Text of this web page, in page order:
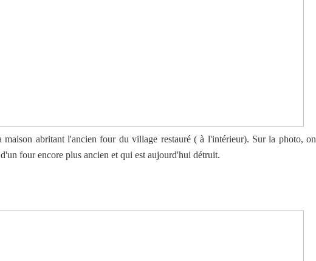
maison abritant l'ancien four du village restauré ( à l'intérieur). Sur la photo, on
four encore plus ancien et qui est aujourd'hui détruit.